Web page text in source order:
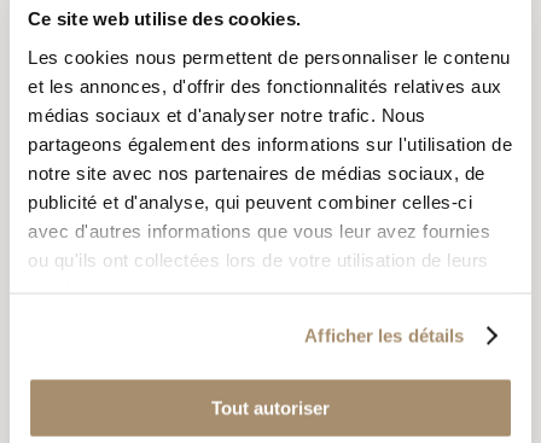
Ce site web utilise des cookies.
Les cookies nous permettent de personnaliser le contenu
et les annonces, d'offrir des fonctionnalités relatives aux
médias sociaux et d'analyser notre trafic. Nous
partageons également des informations sur l'utilisation de
notre site avec nos partenaires de médias sociaux, de
publicité et d'analyse, qui peuvent combiner celles-ci
avec d'autres informations que vous leur avez fournies
ou qu'ils ont collectées lors de votre utilisation de leurs
Afficher les détails
Tout autoriser
• Sécurité renforcée : pas besoin d’entrer dans le box.
• Une fois ouverte, la mangeoire libère de l’espace dans le box,
ce qui facilite le curage et limite les risques de chocs,
notamment avec les poulains.
Inconvénients
• Coût supérieur à celui d’une mangeoire fixe.
• Nécessite d’être anticipée dès le choix des façades de box.
Utilisation courante
Écuries de sport, haras, élevages professionnels.